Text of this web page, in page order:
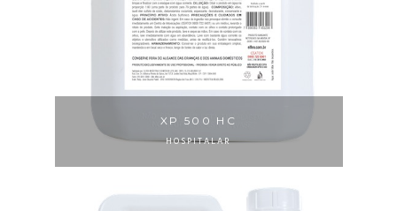
XP 500 HC
HOSPITALAR